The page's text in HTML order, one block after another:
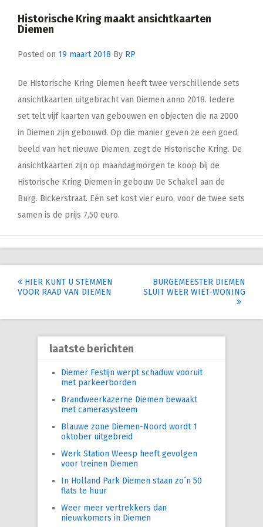
Historische Kring maakt ansichtkaarten
Diemen
Posted on 19 maart 2018 By RP
De Historische Kring Diemen heeft twee verschillende sets
ansichtkaarten uitgebracht van Diemen anno 2018. Iedere
set telt vijf kaarten van gebouwen en objecten die na 2000
in Diemen zijn gebouwd. Op die manier geven ze een goed
beeld van het nieuwe Diemen, zegt de Historische Kring. De
ansichtkaarten zijn op maandagmorgen te koop bij de
Historische Kring Diemen in gebouw De Schakel aan de
Burg. Bickerstraat. Eén set kost vier euro, voor de twee sets
samen is de prijs 7,50 euro.
Post
HIER KUNT U STEMMEN
VOOR RAAD VAN DIEMEN
BURGEMEESTER DIEMEN
SLUIT WEER WIET-WONING
laatste berichten
Diemer Festijn werpt schaduw vooruit
met parkeerborden
Brandweerkazerne Diemen bewaakt
met camerasysteem
Blauwe zone Diemen-Noord wordt 1
oktober uitgebreid
Werk Station Weesp heeft gevolgen
voor treinen Diemen
In Holland Park Diemen staan zo´n 50
flats te huur
Weer meer vertrekkers dan
nieuwkomers in Diemen